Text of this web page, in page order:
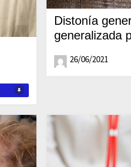
Distonía
generalizada
26/06/2021